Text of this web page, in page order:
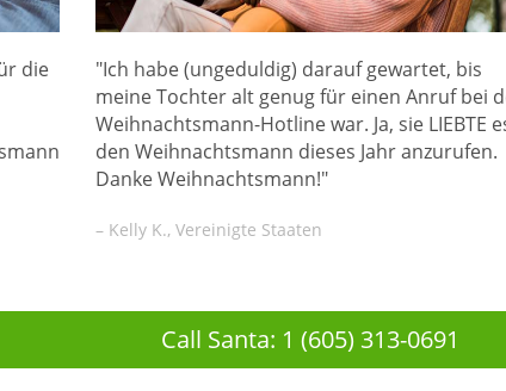
die
"Ich habe (ungeduldig) darauf gewartet, bis
meine Tochter alt genug für einen Anruf bei
Weihnachtsmann-Hotline war. Ja, sie LIEBTE
den Weihnachtsmann dieses Jahr anzurufen.
Danke Weihnachtsmann!"
– Kelly K., Vereinigte Staaten
Call Santa: 1 (605) 313-0691